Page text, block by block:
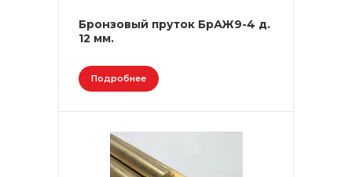
Бронзовый пруток БрАЖ9-4 д.
12 мм.
Подробнее